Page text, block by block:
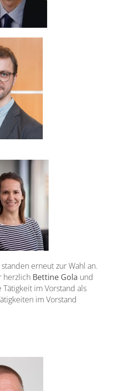
erneut zur Wahl an.
herzlich Bettine Gola und
Tätigkeit im Vorstand als
im Vorstand